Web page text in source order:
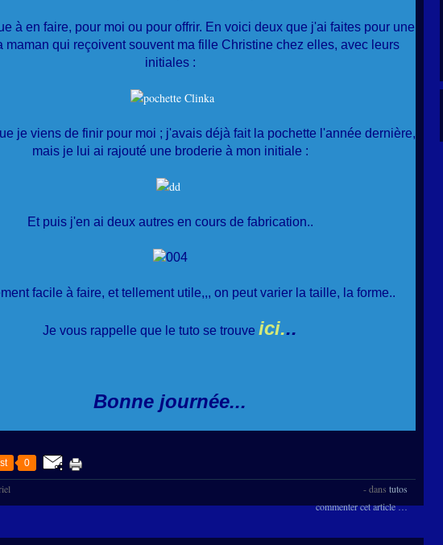
à en faire, pour moi ou pour offrir. En voici deux que j'ai faites pour une
maman qui reçoivent souvent ma fille Christine chez elles, avec leurs
initiales :
je viens de finir pour moi ; j'avais déjà fait la pochette l'année dernière,
mais je lui ai rajouté une broderie à mon initiale :
Et puis j'en ai deux autres en cours de fabrication..
facile à faire, et tellement utile,,, on peut varier la taille, la forme..
Je vous rappelle que le tuto se trouve ici...
Bonne journée...
0
-dans tutos
commenter cet article…